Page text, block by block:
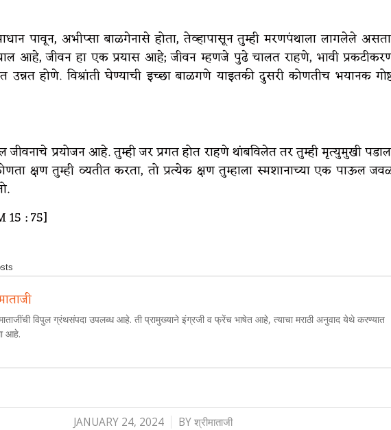
पावून, अभीप्सा बाळगेनासे होता, तेव्हापासून तुम्ही मरणपंथाला लागलेले
आहे, जीवन हा एक प्रयास आहे; जीवन म्हणजे पुढे चालत राहणे, भावी
उन्नत होणे. विश्रांती घेण्याची इच्छा बाळगणे याइतकी दुसरी कोणतीच भयानक
जीवनाचे प्रयोजन आहे. तुम्ही जर प्रगत होत राहणे थांबविलेत तर तुम्ही मृत्युमुखी
क्षण तुम्ही व्यतीत करता, तो प्रत्येक क्षण तुम्हाला स्मशानाच्या एक पाऊल
15 : 75]
विपुल ग्रंथसंपदा उपलब्ध आहे. ती प्रामुख्याने इंग्रजी व फ्रेंच भाषेत आहे, त्याचा मराठी अनुवाद येथे करण्यात
आहे.
JANUARY 24, 2024
/ BYश्रीमाताजी